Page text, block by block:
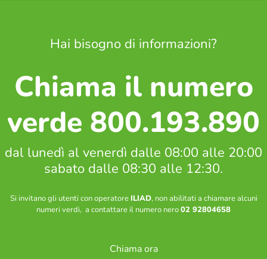
Calendario utenze non domestiche – Centro storico e
Soste, parcheggi e bicinstazione
Parcheggio Navigli
Parcheggio Oberdan
Parcheggio Flarer
Bicinstazione
Decoro urbano
Piano neve – Comune di Pavia
Hai bisogno di informazioni?
Chiama il numero
verde 800.193.890
dal lunedì al venerdì dalle 08:00 alle 20:00
sabato dalle 08:30 alle 12:30.
Si invitano gli utenti con operatore ILIAD, non abilitati a chiamare alcuni
numeri verdi, a contattare il numero nero02 92804658
Chiama ora